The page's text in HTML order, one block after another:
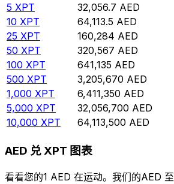
5 XPT 32,056.7 AED
10 XPT 64,113.5 AED
25 XPT 160,284 AED
50 XPT 320,567 AED
100 XPT 641,135 AED
500 XPT 3,205,670 AED
1,000 XPT 6,411,350 AED
5,000 XPT 32,056,700 AED
10,000 XPT 64,113,500 AED
AED 兑 XPT 图表
看看您的1 AED 在运动。我们的AED